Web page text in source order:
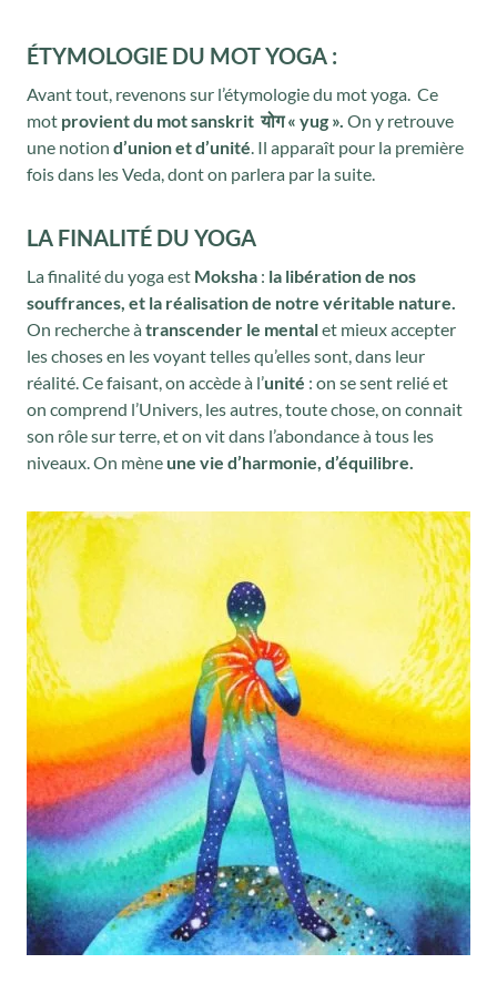
ÉTYMOLOGIE DU MOT YOGA :
Avant tout, revenons sur l’étymologie du mot yoga. Ce
mot provient du mot sanskrit योग « yug ». On y retrouve
une notion d’union et d’unité. Il apparaît pour la première
fois dans les Veda, dont on parlera par la suite.
LA FINALITÉ DU YOGA
La finalité du yoga est Moksha : la libération de nos
souffrances, et la réalisation de notre véritable nature.
On recherche àtranscender le mentalet mieux accepter
les choses en les voyant telles qu’elles sont, dans leur
réalité. Ce faisant, on accède à l’unité : on se sent relié et
on comprend l’Univers, les autres, toute chose, on connait
son rôle sur terre, et on vit dans l’abondance à tous les
niveaux. On mène une vie d’harmonie, d’équilibre.